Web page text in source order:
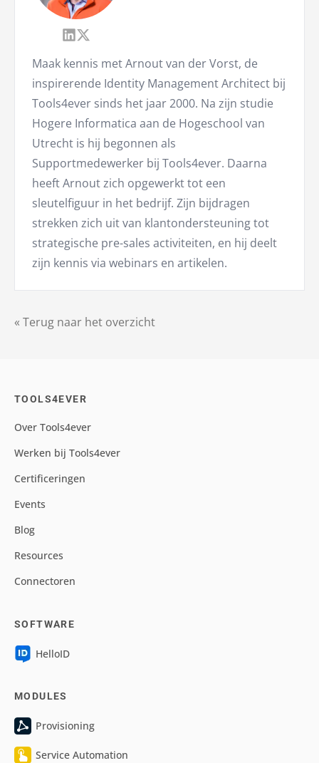
« Terug naar het overzicht
Maak kennis met Arnout van der Vorst, de
inspirerende Identity Management Architect bij
Tools4ever sinds het jaar 2000. Na zijn studie
Hogere Informatica aan de Hogeschool van
Utrecht is hij begonnen als
Supportmedewerker bij Tools4ever. Daarna
heeft Arnout zich opgewerkt tot een
sleutelfiguur in het bedrijf. Zijn bijdragen
strekken zich uit van klantondersteuning tot
strategische pre-sales activiteiten, en hij deelt
zijn kennis via webinars en artikelen.
TOOLS4EVER
Over Tools4ever
Werken bij Tools4ever
Certificeringen
Events
Blog
Resources
Connectoren
SOFTWARE
HelloID
MODULES
Provisioning
Service Automation